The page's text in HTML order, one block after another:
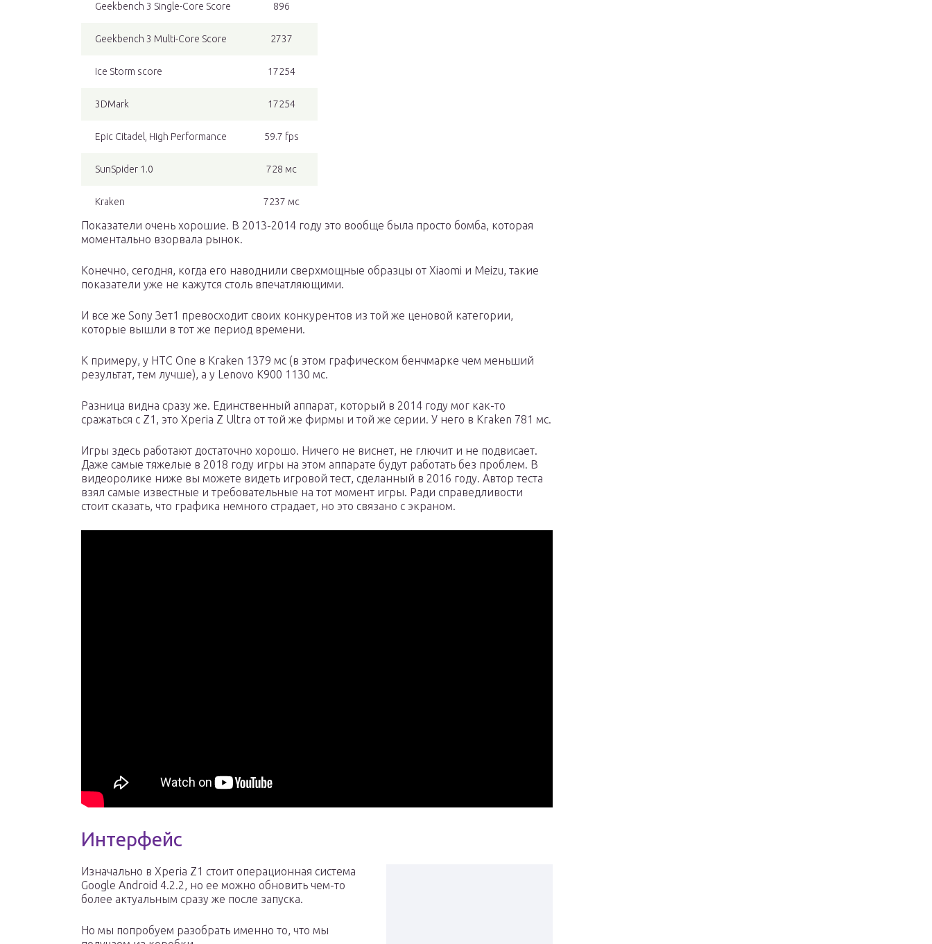
Geekbench 3 Single-Core Score 896
Geekbench 3 Multi-Core Score 2737
Ice Storm score 17254
3DMark 17254
Epic Citadel, High Performance 59.7 fps
SunSpider 1.0 728 мс
Kraken 7237 мс
Показатели очень хорошие. В 2013-2014 году это вообще была просто бомба, которая
моментально взорвала рынок.
Конечно, сегодня, когда его наводнили сверхмощные образцы от Xiaomi и Meizu, такие
показатели уже не кажутся столь впечатляющими.
И все же Sony Зет1 превосходит своих конкурентов из той же ценовой категории,
которые вышли в тот же период времени.
К примеру, у HTC One в Kraken 1379 мс (в этом графическом бенчмарке чем меньший
результат, тем лучше), а у Lenovo K900 1130 мс.
Разница видна сразу же. Единственный аппарат, который в 2014 году мог как-то
сражаться с Z1, это Xperia Z Ultra от той же фирмы и той же серии. У него в Kraken 781 мс.
Игры здесь работают достаточно хорошо. Ничего не виснет, не глючит и не подвисает.
Даже самые тяжелые в 2018 году игры на этом аппарате будут работать без проблем. В
видеоролике ниже вы можете видеть игровой тест, сделанный в 2016 году. Автор теста
взял самые известные и требовательные на тот момент игры. Ради справедливости
стоит сказать, что графика немного страдает, но это связано с экраном.
Интерфейс
Изначально в Xperia Z1 стоит операционная система
Google Android 4.2.2, но ее можно обновить чем-то
более актуальным сразу же после запуска.
Но мы попробуем разобрать именно то, что мы